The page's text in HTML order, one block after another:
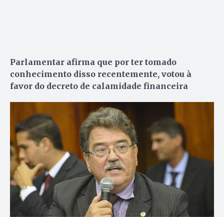
Parlamentar afirma que por ter tomado
conhecimento disso recentemente, votou à
favor do decreto de calamidade financeira